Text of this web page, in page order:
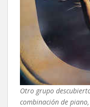
Otro grupo
combinación de